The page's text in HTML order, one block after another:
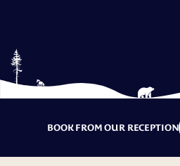
BOOK FROM OUR RECEPTION